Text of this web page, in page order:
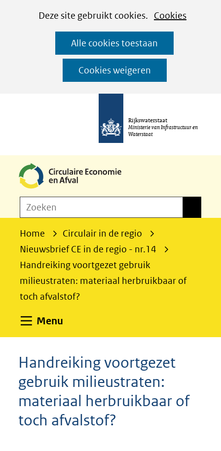
CookiesDeze site gebruikt cookies. Cookies
worden
toegestaan
geweigerd.
Alle cookies toestaan
Cookies weigeren
Ga
naar
de
inhoud
Rijkswaterstaat
Ministerie van Infrastructuur en
Waterstaat
o
Zoeken
Home
Circulair in de regio
Nieuwsbrief CE in de regio - nr.14
Handreiking voortgezet gebruik
milieustraten: materiaal herbruikbaar of
toch afvalstof?
Menu
Handreiking voortgezet
gebruik milieustraten:
materiaal herbruikbaar of
toch afvalstof?